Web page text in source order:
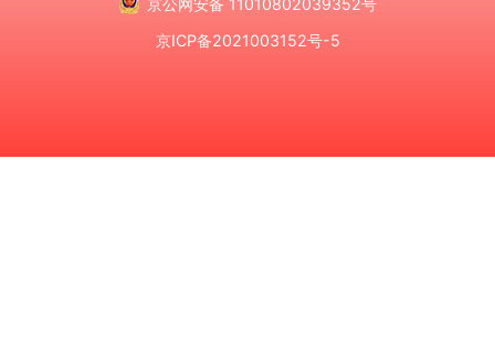
京ICP备2021003152号-5